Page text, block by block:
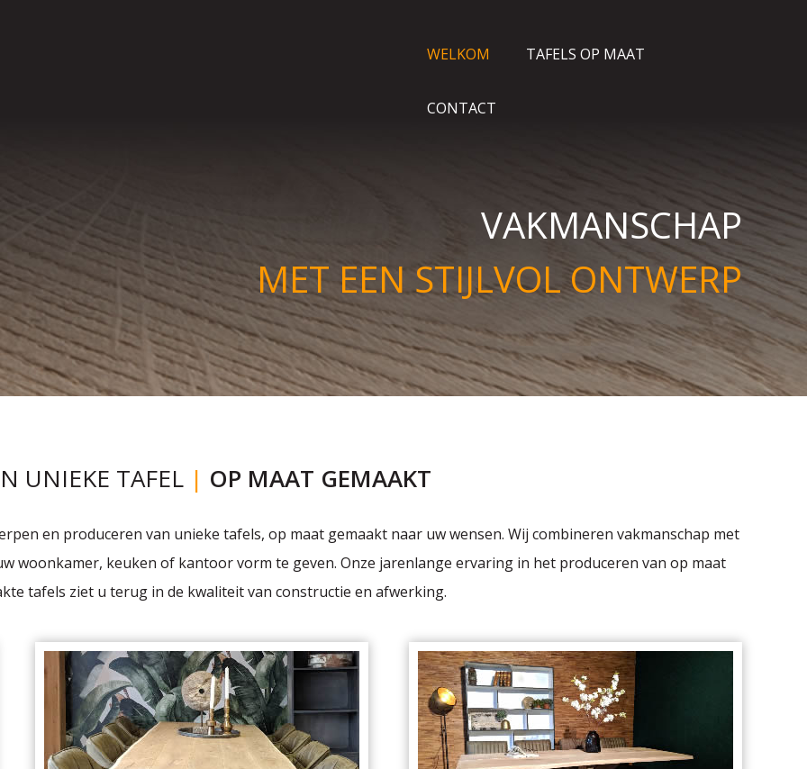
WELKOM TAFELS OP MAAT
CONTACT
VAKMANSCHAP
MET EEN STIJLVOL ONTWERP
UNIEKE TAFEL | OP MAAT GEMAAKT
en produceren van unieke tafels, op maat gemaakt naar uw wensen. Wij combineren vakmanschap met
woonkamer, keuken of kantoor vorm te geven. Onze jarenlange ervaring in het produceren van op maat
tafels ziet u terug in de kwaliteit van constructie en afwerking.